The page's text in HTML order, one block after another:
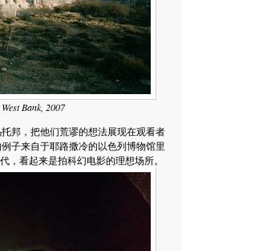
Bank, 2007
邦，把他们荒谬的想法展现在观看者
子来自于耶路撒冷的以色列博物馆里
，看起来是拍科幻电影的理想场所。